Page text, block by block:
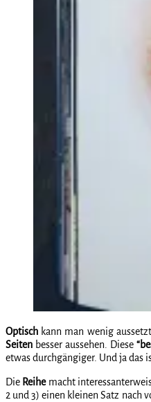
Optisch kann man wenig
Seiten besser aussehen. Diese
etwas durchgängiger. Und ja das
Die Reihemacht
2 und 3) einen kleinen Satz nach